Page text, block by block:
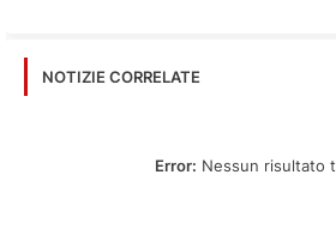
NOTIZIE CORRELATE
Error: Nessun risultato